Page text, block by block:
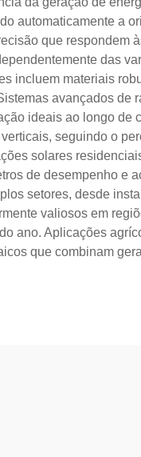
automaticamente a
que respondem
das
incluem materiais
avançados de
ideais ao longo de
seguindo o
solares
de desempenho e
setores, desde
valiosos em
ano. Aplicações
que combinam